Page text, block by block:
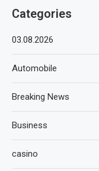
Categories
03.08.2026
Automobile
Breaking News
Business
casino